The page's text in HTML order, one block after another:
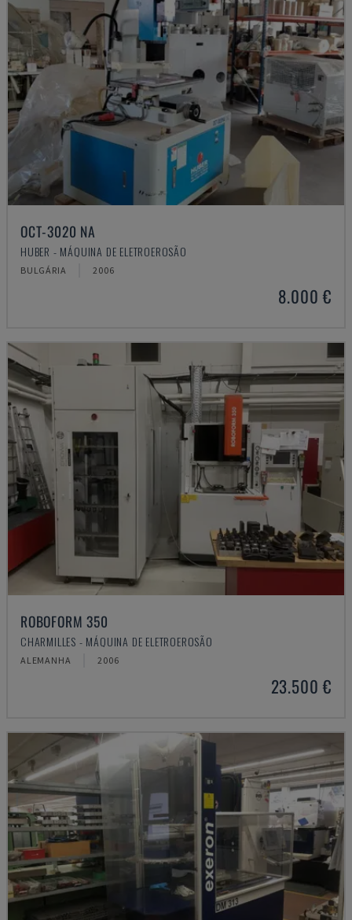
OCT-3020 NA
HUBER - MÁQUINA DE ELETROEROSÃO
BULGÁRIA 2006
8.000 €
ROBOFORM 350
CHARMILLES - MÁQUINA DE ELETROEROSÃO
ALEMANHA 2006
23.500 €